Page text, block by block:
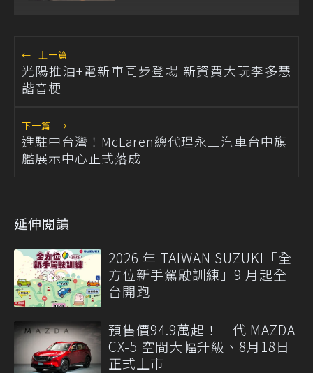
← 上一篇
光陽推油+電新車同步登場 新資費大玩李多慧
諧音梗
下一篇 →
進駐中台灣！McLaren總代理永三汽車台中旗
艦展示中心正式落成
延伸閱讀
2026 年 TAIWAN SUZUKI「全
方位新手駕駛訓練」9 月起全
台開跑
預售價94.9萬起！三代 MAZDA
CX-5 空間大幅升級、8月18日
正式上市